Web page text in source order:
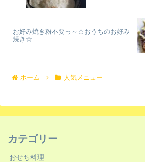
お好み焼き粉不要っ～☆おうちのお好み
焼き☆
ホーム 人気メニュー
カテゴリー
おせち料理